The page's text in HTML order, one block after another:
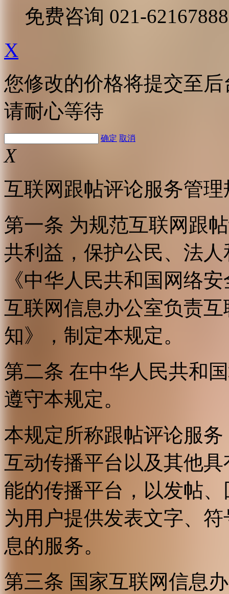
免费咨询 021-62167888
X
您修改的价格将提交至
请耐心等待
确定 取消
X
互联网跟帖评论服务管理
第一条 为规范互联网跟
共利益，保护公民、法
《中华人民共和国网络
互联网信息办公室负责
知》，制定本规定。
第二条 在中华人民共和
遵守本规定。
本规定所称跟帖评论服
互动传播平台以及其他
能的传播平台，以发帖
为用户提供发表文字、
息的服务。
第三条 国家互联网信息